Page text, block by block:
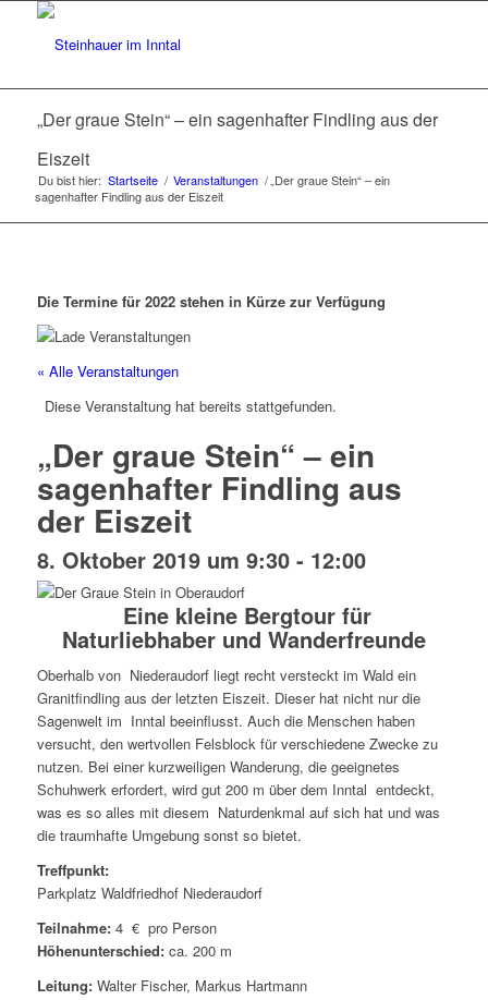
„Der graue Stein“ – ein sagenhafter Findling aus der
Eiszeit
Du bist hier: Startseite / Veranstaltungen / „Der graue Stein“ – ein
sagenhafter Findling aus der Eiszeit
Die Termine für 2022 stehen in Kürze zur Verfügung
« Alle Veranstaltungen
Diese Veranstaltung hat bereits stattgefunden.
„Der graue Stein“ – ein
sagenhafter Findling aus
der Eiszeit
8. Oktober 2019 um 9:30- 12:00
Eine kleine Bergtour für
Naturliebhaber und Wanderfreunde
Oberhalb von Niederaudorf liegt recht versteckt im Wald ein
Granitfindling aus der letzten Eiszeit. Dieser hat nicht nur die
Sagenwelt im Inntal beeinflusst. Auch die Menschen haben
versucht, den wertvollen Felsblock für verschiedene Zwecke zu
nutzen. Bei einer kurzweiligen Wanderung, die geeignetes
Schuhwerk erfordert, wird gut 200 m über dem Inntal entdeckt,
was es so alles mit diesem Naturdenkmal auf sich hat und was
die traumhafte Umgebung sonst so bietet.
Treffpunkt:
Parkplatz Waldfriedhof Niederaudorf
Teilnahme:4 € pro Person
Höhenunterschied:ca. 200 m
Leitung:Walter Fischer, Markus Hartmann